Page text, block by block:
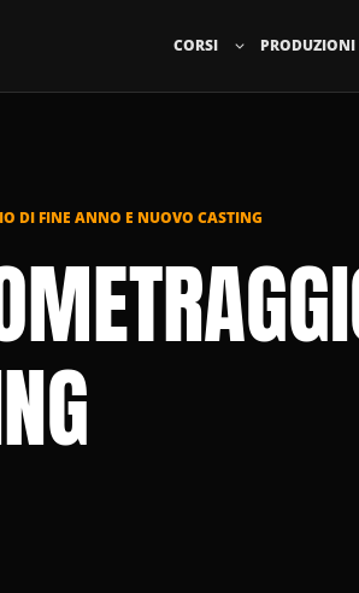
CORSI PRODUZIONI
DI FINE ANNO E NUOVO CASTING